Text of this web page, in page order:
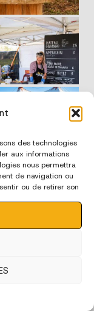
des technologies
aux informations
nous permettra
de navigation ou
ou de retirer son